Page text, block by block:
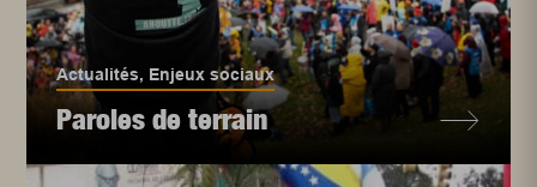
Actualités, Enjeux sociaux
Paroles de terrain